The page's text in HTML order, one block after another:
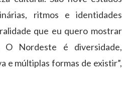
ritmos e identidades
que eu quero mostrar
O Nordeste é diversidade,
e múltiplas formas de existir”,